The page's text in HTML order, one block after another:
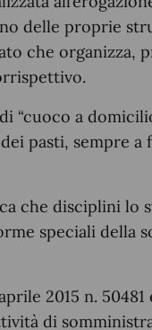
delle proprie
che organizza,
“cuoco a
pasti, sempre
che disciplini lo
speciali della
2015 n. 50481
di